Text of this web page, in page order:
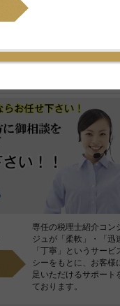
専任の税理士紹介コン
ジュが「柔軟」・「迅
「丁寧」というサービ
シーをもとに、お客様
足いただけるサポート
ております。